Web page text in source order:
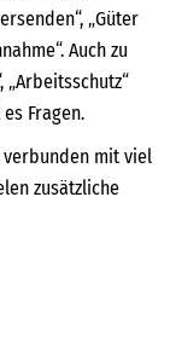
„Güter
Auch zu
„Arbeitsschutz“
Fragen.
mit viel
zusätzliche